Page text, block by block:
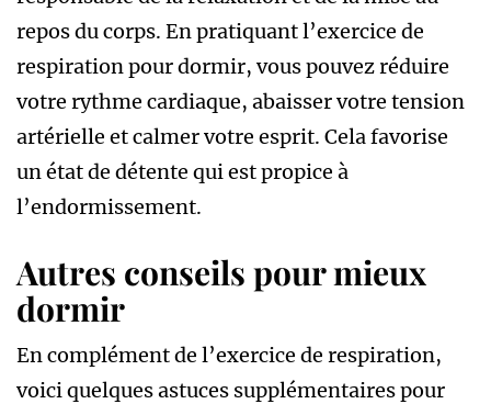
repos du corps. En pratiquant l’exercice de
respiration pour dormir, vous pouvez réduire
votre rythme cardiaque, abaisser votre tension
artérielle et calmer votre esprit. Cela favorise
un état de détente qui est propice à
l’endormissement.
Autres conseils pour mieux
dormir
En complément de l’exercice de respiration,
voici quelques astuces supplémentaires pour